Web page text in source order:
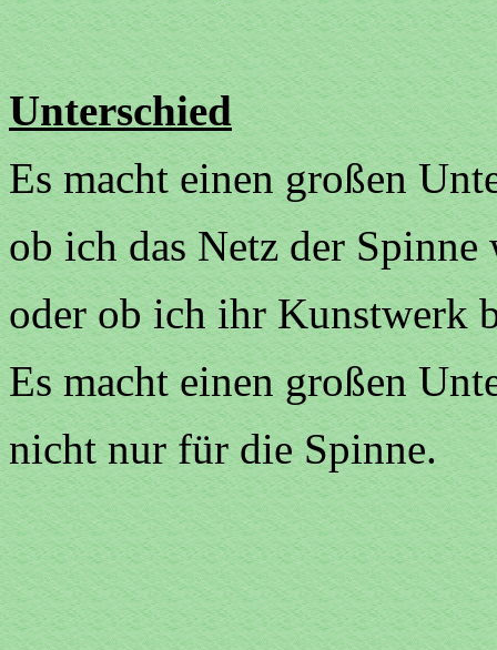
Unterschied
Es macht einen großen
ob ich das Netz der Spinne
oder ob ich ihr Kunstwerk
Es macht einen großen
nicht nur für die Spinne.